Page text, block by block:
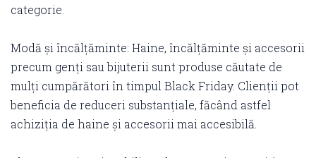
categorie.
Modă și încălțăminte: Haine, încălțăminte și accesorii
precum genți sau bijuterii sunt produse căutate de
mulți cumpărători în timpul Black Friday. Clienții pot
beneficia de reduceri substanțiale, făcând astfel
achiziția de haine și accesorii mai accesibilă.